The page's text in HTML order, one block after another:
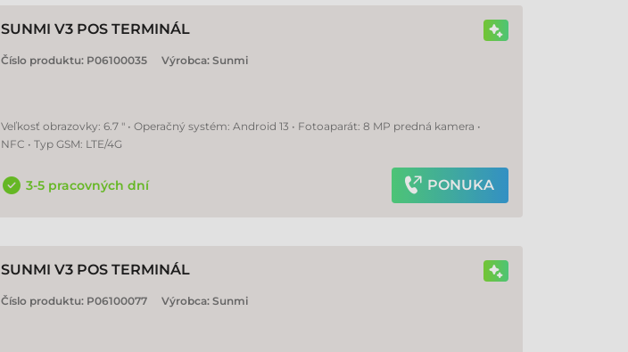
SUNMI V3 POS TERMINÁL
Číslo produktu: P06100035 Výrobca: Sunmi
Veľkosť obrazovky: 6.7 " • Operačný systém: Android 13 • Fotoaparát: 8 MP predná kamera •
NFC • Typ GSM: LTE/4G
3-5 pracovných dní PONUKA
SUNMI V3 POS TERMINÁL
Číslo produktu: P06100077 Výrobca: Sunmi